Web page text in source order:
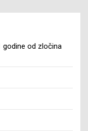
godine od zločina